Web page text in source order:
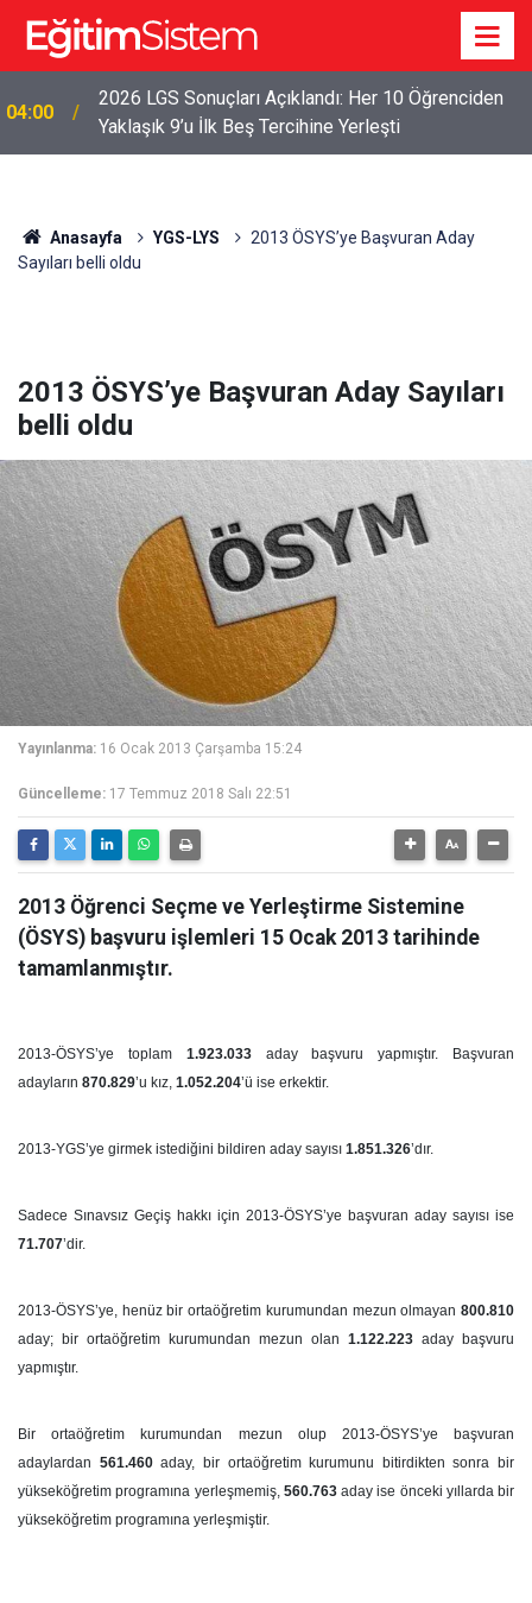
04:00
2026 LGS Sonuçları Açıklandı: Her 10 Öğrenciden
Yaklaşık 9’u İlk Beş Tercihine Yerleşti
Anasayfa YGS-LYS
2013 ÖSYS’ye Başvuran Aday
Sayıları belli oldu
2013 ÖSYS’ye Başvuran Aday Sayıları
belli oldu
Yayınlanma: 16 Ocak 2013 Çarşamba 15:24
Güncelleme: 17 Temmuz 2018 Salı 22:51
2013 Öğrenci Seçme ve Yerleştirme Sistemine
(ÖSYS) başvuru işlemleri 15 Ocak 2013 tarihinde
tamamlanmıştır.
2013-ÖSYS’ye toplam 1.923.033aday başvuru yapmıştır. Başvuran
adayların 870.829’u kız, 1.052.204’ü ise erkektir.
2013-YGS’ye girmek istediğini bildiren aday sayısı 1.851.326’dır.
Sadece Sınavsız Geçiş hakkı için 2013-ÖSYS’ye başvuran aday sayısı ise
71.707’dir.
2013-ÖSYS’ye, henüz bir ortaöğretim kurumundan mezun olmayan 800.810
aday; bir ortaöğretim kurumundan mezun olan 1.122.223 aday başvuru
yapmıştır.
Bir ortaöğretim kurumundan mezun olup 2013-ÖSYS’ye başvuran
adaylardan 561.460aday, bir ortaöğretim kurumunu bitirdikten sonra bir
yükseköğretim programına yerleşmemiş, 560.763aday ise önceki yıllarda bir
yükseköğretim programına yerleşmiştir.